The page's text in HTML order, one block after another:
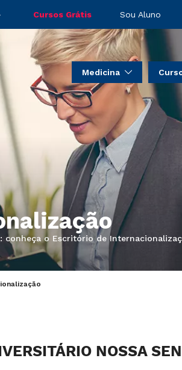
Cursos Grátis Sou Aluno
Medicina
conheça o Escritório de
NOSSA